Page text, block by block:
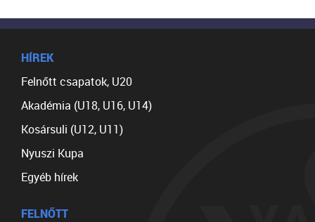
HÍREK
Felnőtt csapatok, U20
Akadémia (U18, U16, U14)
Kosársuli (U12, U11)
Nyuszi Kupa
Egyéb hírek
FELNŐTT